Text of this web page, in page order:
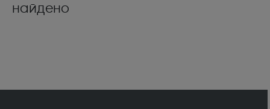
найдено